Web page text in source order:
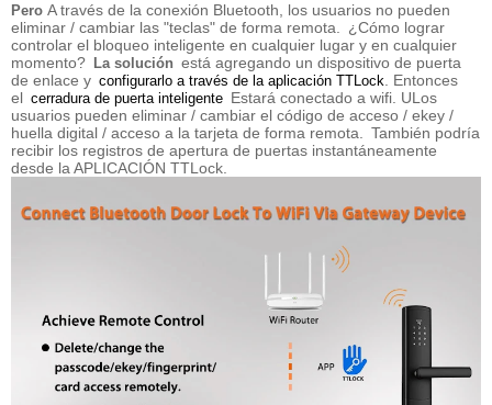
Pero A través de la conexión Bluetooth, los usuarios no pueden
eliminar / cambiar las "teclas" de forma remota. ¿Cómo lograr
controlar el bloqueo inteligente en cualquier lugar y en cualquier
momento? La solución está agregando un dispositivo de puerta
de enlace y configurarlo a través de la aplicación TTLock . Entonces
el cerradura de puerta inteligente Estará conectado a wifi. ULos
usuarios pueden eliminar / cambiar el código de acceso / ekey /
huella digital / acceso a la tarjeta de forma remota. También podría
recibir los registros de apertura de puertas instantáneamente
desde la APLICACIÓN TTLock.